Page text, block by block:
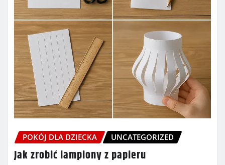
POKÓJ DLA DZIECKA UNCATEGORIZED
Jak zrobić lampiony z papieru